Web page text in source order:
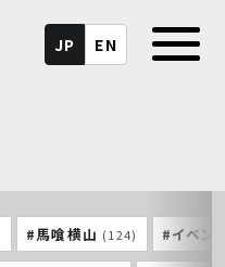
JP EN
#馬喰横山 (124) #イベン